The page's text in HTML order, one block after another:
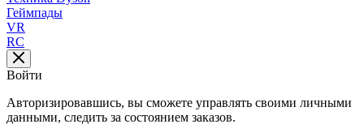
Геймпады
VR
RC
Войти
Авторизировавшись, вы сможете управлять своими личными
данными, следить за состоянием заказов.